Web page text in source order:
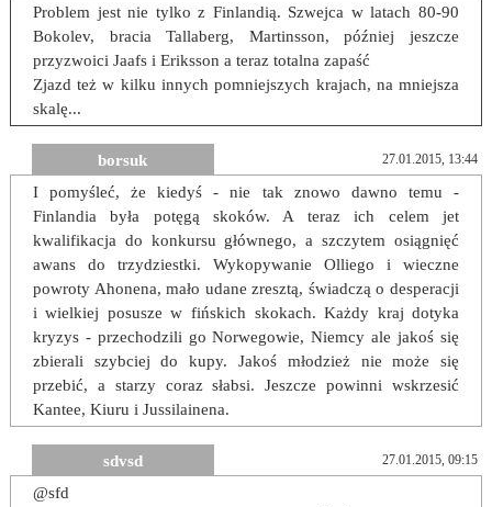
Problem jest nie tylko z Finlandią. Szwejca w latach 80-90
Bokolev, bracia Tallaberg, Martinsson, później jeszcze
przyzwoici Jaafs i Eriksson a teraz totalna zapaść
Zjazd też w kilku innych pomniejszych krajach, na mniejsza
skalę...
borsuk 27.01.2015, 13:44
I pomyśleć, że kiedyś - nie tak znowo dawno temu -
Finlandia była potęgą skoków. A teraz ich celem jet
kwalifikacja do konkursu głównego, a szczytem osiągnięć
awans do trzydziestki. Wykopywanie Olliego i wieczne
powroty Ahonena, mało udane zresztą, świadczą o desperacji
i wielkiej posusze w fińskich skokach. Każdy kraj dotyka
kryzys - przechodzili go Norwegowie, Niemcy ale jakoś się
zbierali szybciej do kupy. Jakoś młodzież nie może się
przebić, a starzy coraz słabsi. Jeszcze powinni wskrzesić
Kantee, Kiuru i Jussilainena.
sdvsd 27.01.2015, 09:15
@sfd